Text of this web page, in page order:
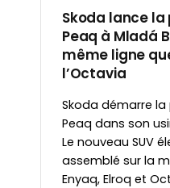
Skoda lance
Peaq à Mladá
même ligne
l’Octavia
Skoda démarre
Peaq dans son
Le nouveau SUV
assemblé sur la
Enyaq, Elroq et